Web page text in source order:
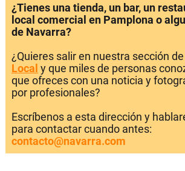
¿Tienes una tienda, un bar, un
local comercial en Pamplona o
de Navarra?
¿Quieres salir en nuestra sección de
Local y que miles de personas
que ofreces con una noticia y
por profesionales?
Escríbenos a esta dirección y
para contactar cuando antes:
contacto@navarra.com